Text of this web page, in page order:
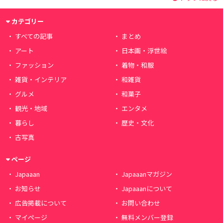
カテゴリー
すべての記事
まとめ
アート
日本画・浮世絵
ファッション
着物・和服
雑貨・インテリア
和雑貨
グルメ
和菓子
観光・地域
エンタメ
暮らし
歴史・文化
古写真
ページ
Japaaan
Japaaanマガジン
お知らせ
Japaaanについて
広告掲載について
お問い合わせ
マイページ
無料メンバー登録